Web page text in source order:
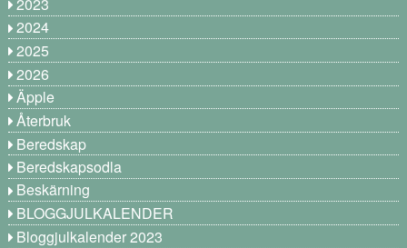
2024
2025
2026
Äpple
Återbruk
Beredskap
Beredskapsodla
Beskärning
BLOGGJULKALENDER
Bloggjulkalender 2023